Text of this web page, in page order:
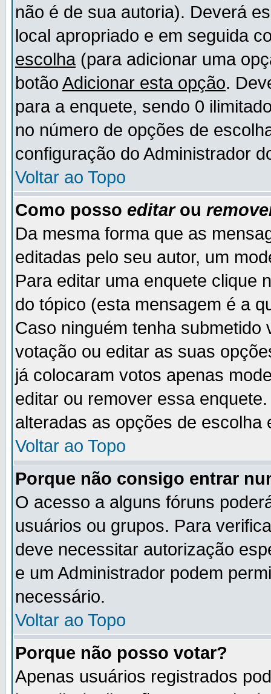
não é de sua autoria). Deverá
local apropriado e em seguida
escolha (para adicionar uma
botão Adicionar esta opção.
para a enquete, sendo 0
no número de opções de
configuração do Administrador
Voltar ao Topo
Como posso editarou
Da mesma forma que as
editadas pelo seu autor, um
Para editar uma enquete clique
do tópico (esta mensagem é a
Caso ninguém tenha
votação ou editar as suas
já colocaram votos apenas
editar ou remover essa
alteradas as opções de escolha
Voltar ao Topo
Porque não consigo entrar
O acesso a alguns fóruns
usuários ou grupos. Para
deve necessitar autorização
e um Administrador podem
necessário.
Voltar ao Topo
Porque não posso votar?
Apenas usuários registrados